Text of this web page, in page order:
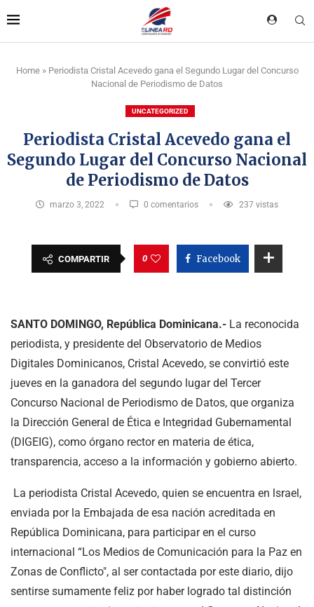
Home» Periodista Cristal Acevedo gana el Segundo Lugar del Concurso
Nacional de Periodismo de Datos
UNCATEGORIZED
Periodista Cristal Acevedo gana el
Segundo Lugar del Concurso Nacional
de Periodismo de Datos
marzo 3, 2022 0 comentarios 237 vistas
COMPARTIR 0 Facebook
SANTO DOMINGO, República Dominicana.- La reconocida
periodista, y presidente del Observatorio de Medios
Digitales Dominicanos, Cristal Acevedo, se convirtió este
jueves en la ganadora del segundo lugar del Tercer
Concurso Nacional de Periodismo de Datos, que organiza
la Dirección General de Ética e Integridad Gubernamental
(DIGEIG), como órgano rector en materia de ética,
transparencia, acceso a la información y gobierno abierto.
La periodista Cristal Acevedo, quien se encuentra en lsrael,
enviada por la Embajada de esa nación acreditada en
República Dominicana, para participar en el curso
internacional “Los Medios de Comunicación para la Paz en
Zonas de Conflicto", al ser contactada por este diario, dijo
sentirse sumamente feliz por haber logrado tal distinción